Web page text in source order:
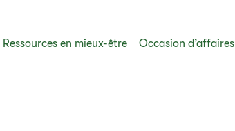
Ressources en mieux-être ​​Occasion d’affaires​